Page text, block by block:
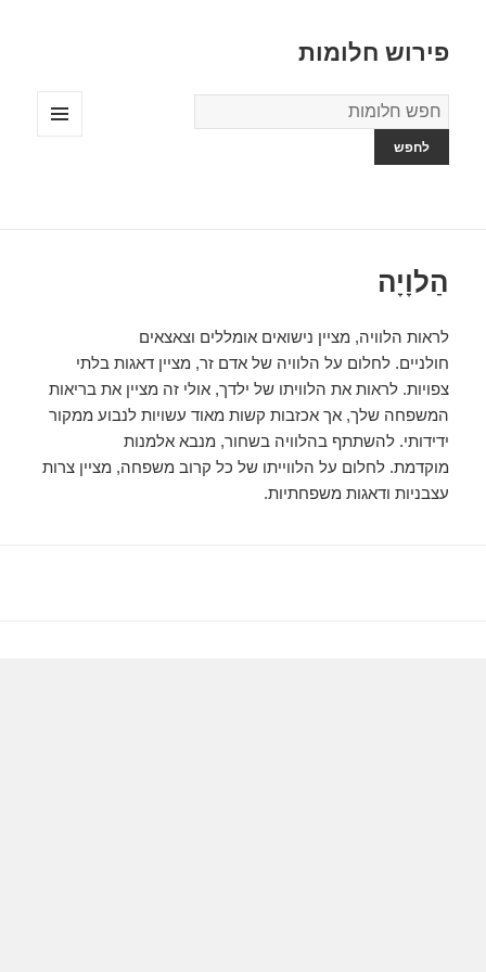
פירוש חלומות
מילון
החלומות
הַלוָיָה
לראות הלוויה, מציין נישואים אומללים וצאצאים
חולניים. לחלום על הלוויה של אדם זר, מציין דאגות בלתי
צפויות. לראות את הלוויתו של ילדך, אולי זה מציין את בריאות
המשפחה שלך, אך אכזבות קשות מאוד עשויות לנבוע ממקור
ידידותי. להשתתף בהלוויה בשחור, מנבא אלמנות
מוקדמת. לחלום על הלווייתו של כל קרוב משפחה, מציין צרות
עצבניות ודאגות משפחתיות.